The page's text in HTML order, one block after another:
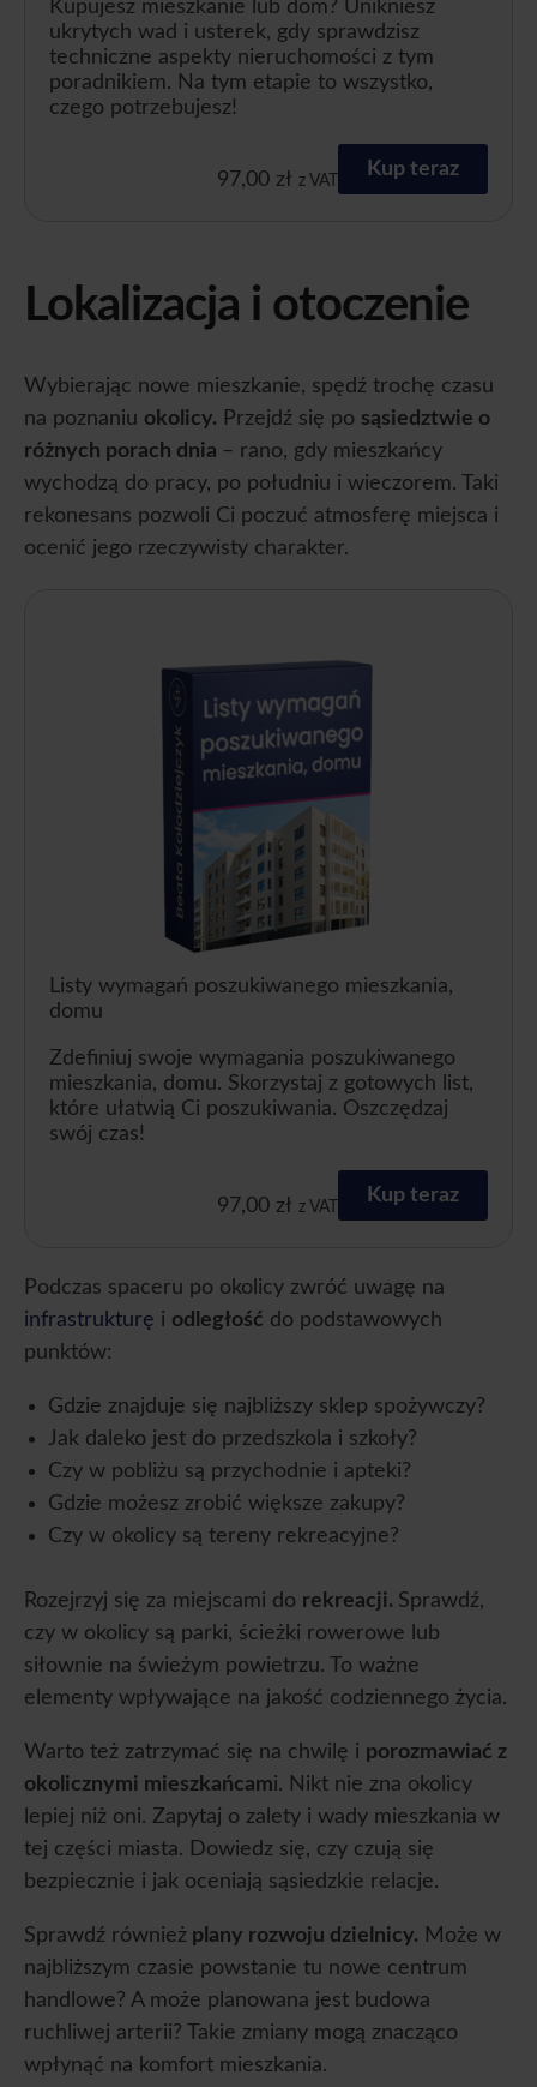
Kupujesz mieszkanie lub dom? Unikniesz
ukrytych wad i usterek, gdy sprawdzisz
techniczne aspekty nieruchomości z tym
poradnikiem. Na tym etapie to wszystko,
czego potrzebujesz!
97,00 zł z VAT Kup teraz
Lokalizacja i otoczenie
Wybierając nowe mieszkanie, spędź trochę czasu
na poznaniu okolicy. Przejdź się po sąsiedztwie o
różnych porach dnia – rano, gdy mieszkańcy
wychodzą do pracy, po południu i wieczorem. Taki
rekonesans pozwoli Ci poczuć atmosferę miejsca i
ocenić jego rzeczywisty charakter.
Listy wymagań poszukiwanego mieszkania,
domu
Zdefiniuj swoje wymagania poszukiwanego
mieszkania, domu. Skorzystaj z gotowych list,
które ułatwią Ci poszukiwania. Oszczędzaj
swój czas!
97,00 zł z VAT Kup teraz
Podczas spaceru po okolicy zwróć uwagę na
infrastrukturę i odległość do podstawowych
punktów:
Gdzie znajduje się najbliższy sklep spożywczy?
Jak daleko jest do przedszkola i szkoły?
Czy w pobliżu są przychodnie i apteki?
Gdzie możesz zrobić większe zakupy?
Czy w okolicy są tereny rekreacyjne?
Rozejrzyj się za miejscami do rekreacji. Sprawdź,
czy w okolicy są parki, ścieżki rowerowe lub
siłownie na świeżym powietrzu. To ważne
elementy wpływające na jakość codziennego życia.
Warto też zatrzymać się na chwilę i porozmawiać z
okolicznymi mieszkańcami. Nikt nie zna okolicy
lepiej niż oni. Zapytaj o zalety i wady mieszkania w
tej części miasta. Dowiedz się, czy czują się
bezpiecznie i jak oceniają sąsiedzkie relacje.
Sprawdź również plany rozwoju dzielnicy. Może w
najbliższym czasie powstanie tu nowe centrum
handlowe? A może planowana jest budowa
ruchliwej arterii? Takie zmiany mogą znacząco
wpłynąć na komfort mieszkania.